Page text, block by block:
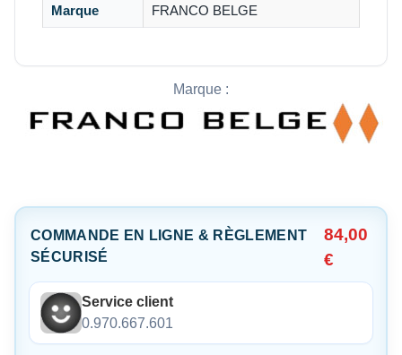
Marque FRANCO BELGE
Marque :
COMMANDE EN LIGNE & RÈGLEMENT
SÉCURISÉ
84,00
€
Service client
0.970.667.601